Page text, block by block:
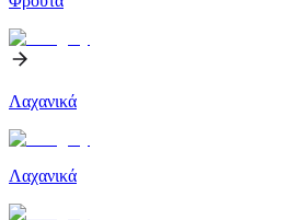
Λαχανικά
Λαχανικά